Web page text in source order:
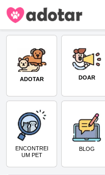
ADOTAR DOAR
ENCONTREI
UM PET
BLOG